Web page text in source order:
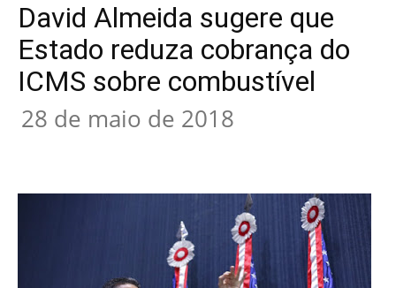
David Almeida sugere que
Estado reduza cobrança do
ICMS sobre combustível
28 de maio de 2018